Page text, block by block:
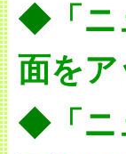
◆「ニ
面をア
◆「ニ